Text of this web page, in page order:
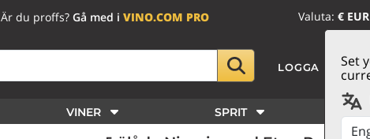
Är du proffs? Gå med i VINO.COM PRO Valuta: € EUR
Set
LOGGA IN |
VINER SPRIT